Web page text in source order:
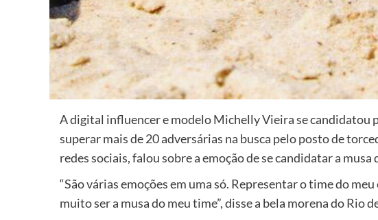
A digital influencer e modelo Michelly Vieira se candidatou
superar mais de 20 adversárias na busca pelo posto de
redes sociais, falou sobre a emoção de se candidatar a musa
“São várias emoções em uma só. Representar o time do
muito ser a musa do meu time”, disse a bela morena do Rio